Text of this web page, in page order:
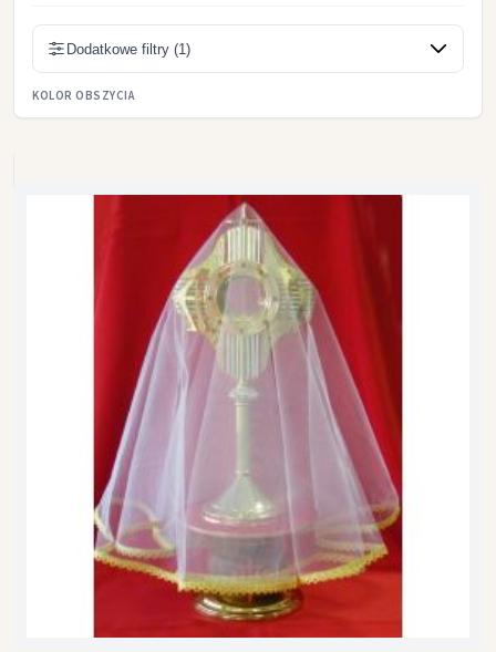
Dodatkowe filtry (1)
KOLOR OBSZYCIA